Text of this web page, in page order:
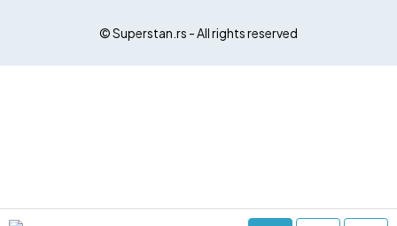
© Superstan.rs - All rights reserved